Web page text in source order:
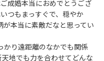
成婚本当におめでとうござ
つもまっすぐで、穏やか
が本当に素敵だなと思ってい
かり遠距離のなかでも関係
地でも力を合わせてどんな